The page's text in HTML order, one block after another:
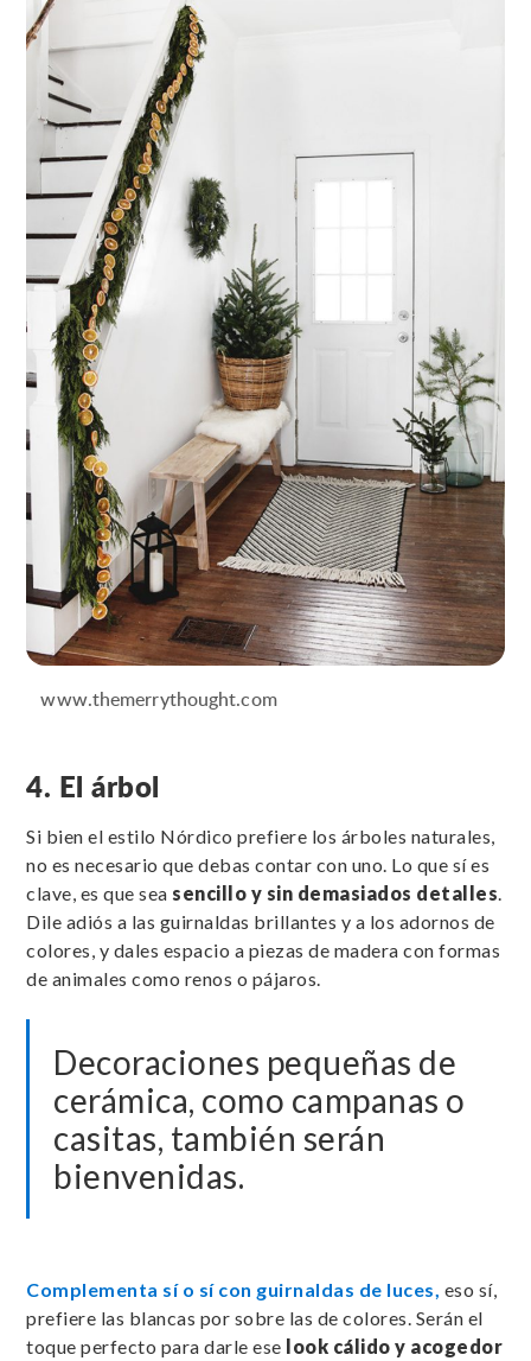
www.themerrythought.com
4. El árbol
Si bien el estilo Nórdico prefiere los árboles naturales,
no es necesario que debas contar con uno. Lo que sí es
clave, es que sea sencillo y sin demasiados detalles.
Dile adiós a las guirnaldas brillantes y a los adornos de
colores, y dales espacio a piezas de madera con formas
de animales como renos o pájaros.
Decoraciones pequeñas de
cerámica, como campanas o
casitas, también serán
bienvenidas.
Complementa sí o sí con guirnaldas de luces, eso sí,
prefiere las blancas por sobre las de colores. Serán el
toque perfecto para darle ese look cálido y acogedor